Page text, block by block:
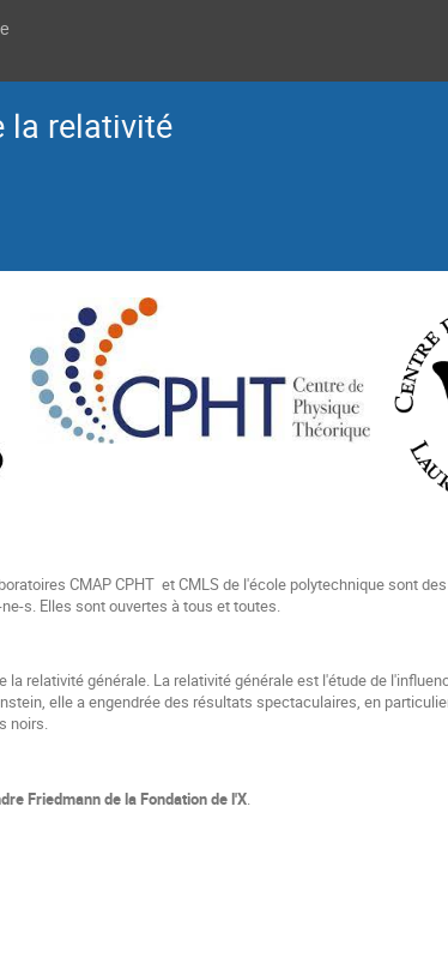
la relativité
CMAP CPHT et CMLS de l'école polytechnique sont
s. Elles sont ouvertes à tous et toutes.
la relativité générale. La relativité générale est l'étude de
elle a engendrée des résultats spectaculaires, en
noirs.
Friedmann de la Fondation de l'X.